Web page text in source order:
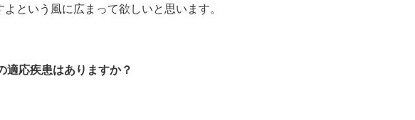
よという風に広まって欲しいと思います。
適応疾患はありますか？